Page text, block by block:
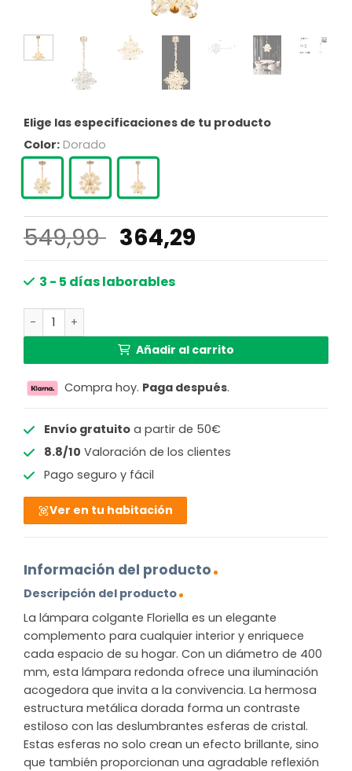
Elige las especificaciones de tu producto
Color: Dorado
549,99 El
precio
original
364,29
3 - 5 días laborables
Lámpara colgante elegante de oro con esferas de
Añadir al carrito
Compra hoy. Paga después.
Envío gratuitoa partir de 50€
8.8/10 Valoración de los clientes
Pago seguro y fácil
Ver en tu habitación
Información del producto
Descripción del producto
La lámpara colgante Floriella es un elegante
complemento para cualquier interior y enriquece
cada espacio de su hogar. Con un diámetro de 400
mm, esta lámpara redonda ofrece una iluminación
acogedora que invita a la convivencia. La hermosa
estructura metálica dorada forma un contraste
estiloso con las deslumbrantes esferas de cristal.
Estas esferas no solo crean un efecto brillante, sino
que también proporcionan una agradable reflexión